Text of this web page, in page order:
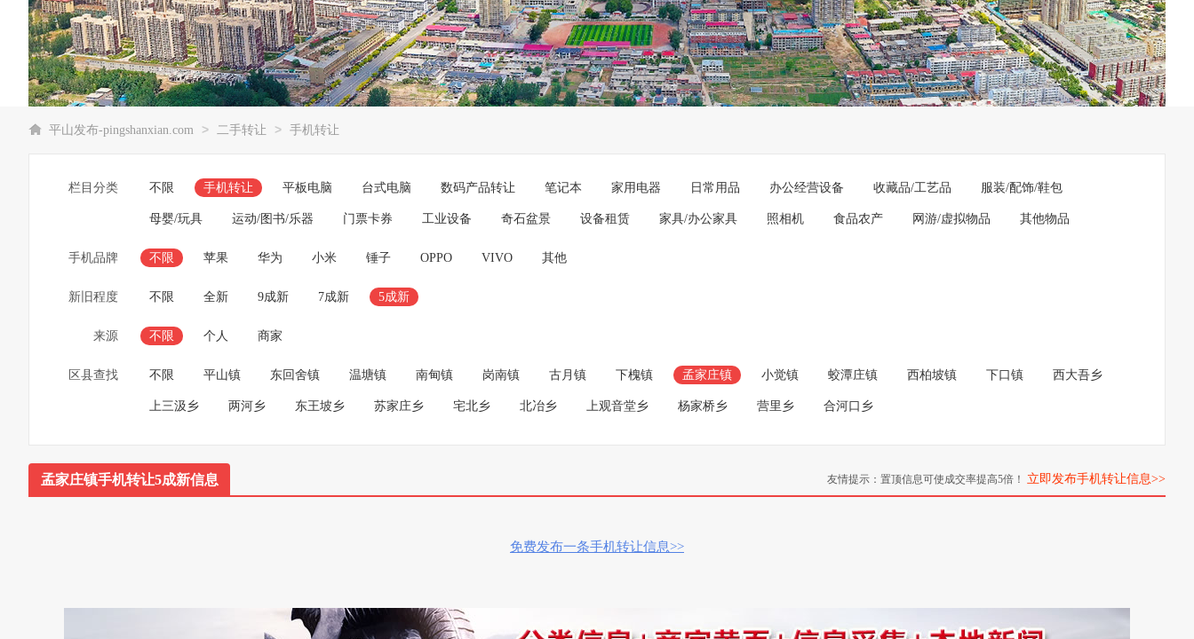
平山发布-pingshanxian.com > 二手转让 > 手机转让
栏目分类 不限 手机转让 平板电脑 台式电脑 数码产品转让 笔记本 家用电器 日常用品 办公经营设备 收藏品/工艺品 服装/配饰/鞋包
母婴/玩具 运动/图书/乐器 门票卡券 工业设备 奇石盆景 设备租赁 家具/办公家具 照相机 食品农产 网游/虚拟物品 其他物品
手机品牌 不限 苹果 华为 小米 锤子 OPPO VIVO 其他
新旧程度 不限 全新 9成新 7成新 5成新
来源 不限 个人 商家
区县查找 不限 平山镇 东回舍镇 温塘镇 南甸镇 岗南镇 古月镇 下槐镇 孟家庄镇 小觉镇 蛟潭庄镇 西柏坡镇 下口镇 西大吾乡
上三汲乡 两河乡 东王坡乡 苏家庄乡 宅北乡 北冶乡 上观音堂乡 杨家桥乡 营里乡 合河口乡
孟家庄镇手机转让5成新信息 友情提示：置顶信息可使成交率提高5倍！ 立即发布手机转让信息>>
免费发布一条手机转让信息>>